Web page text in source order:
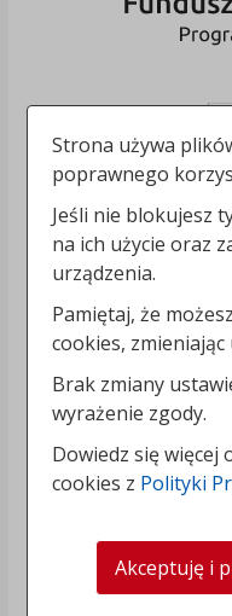
Strona używa
poprawnego
Jeśli nie blokujesz
na ich użycie oraz
urządzenia.
Pamiętaj, że
cookies,
Brak zmiany
wyrażenie zgody.
Dowiedz się więcej
cookies z Polityki
Akceptuję i